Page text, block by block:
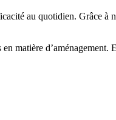
au quotidien. Grâce à
matière